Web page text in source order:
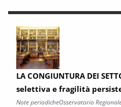
LA CONGIUNTURA DEI
selettiva e fragilità
Note periodicheOsservatorio